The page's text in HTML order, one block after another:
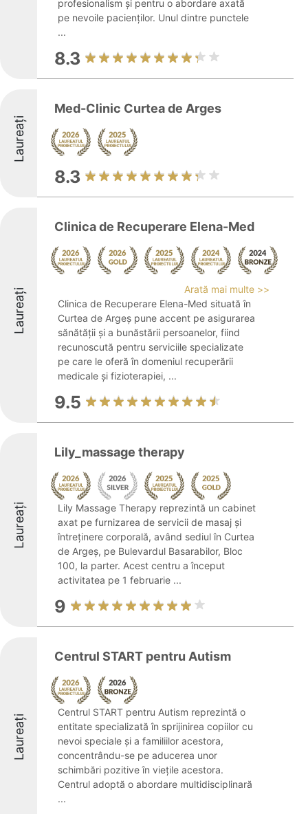
profesionalism și pentru o abordare axată
pe nevoile pacienților. Unul dintre punctele
...
8.3
Laureați
Med-Clinic Curtea de Arges
8.3
Laureați
Clinica de Recuperare Elena-Med
Arată mai multe >>
Clinica de Recuperare Elena-Med situată în
Curtea de Argeș pune accent pe asigurarea
sănătății și a bunăstării persoanelor, fiind
recunoscută pentru serviciile specializate
pe care le oferă în domeniul recuperării
medicale și fizioterapiei, ...
9.5
Laureați
Lily_massage therapy
Lily Massage Therapy reprezintă un cabinet
axat pe furnizarea de servicii de masaj şi
întreţinere corporală, având sediul în Curtea
de Argeş, pe Bulevardul Basarabilor, Bloc
100, la parter. Acest centru a început
activitatea pe 1 februarie ...
9
Laureați
Centrul START pentru Autism
Centrul START pentru Autism reprezintă o
entitate specializată în sprijinirea copiilor cu
nevoi speciale și a familiilor acestora,
concentrându-se pe aducerea unor
schimbări pozitive în viețile acestora.
Centrul adoptă o abordare multidisciplinară
...